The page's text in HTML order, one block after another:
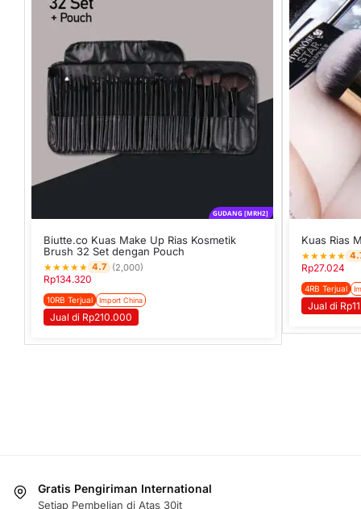
GUDANG [MRH2]
Biutte.co Kuas Make Up Rias Kosmetik
Brush 32 Set dengan Pouch
★★★★★ 4.7 (2,000)
Rp134.320
10RB Terjual Import China
Jual di Rp210.000
Kuas Rias
★★★★★
Rp27.024
4RB Terjual
Jual di
Gratis Pengiriman International
Setiap Pembelian di Atas 30jt